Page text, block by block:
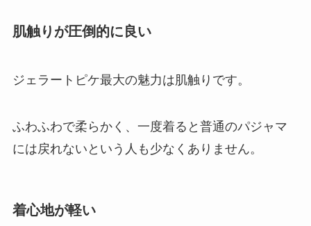
肌触りが圧倒的に良い
ジェラートピケ最大の魅力は肌触りです。
ふわふわで柔らかく、一度着ると普通のパジャマ
には戻れないという人も少なくありません。
着心地が軽い